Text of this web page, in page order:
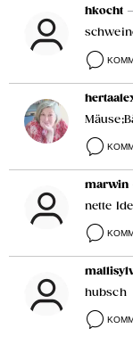
hkocht
marwin
nette
hubsch